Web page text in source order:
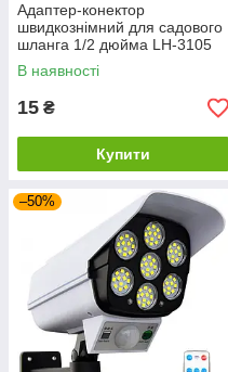
Адаптер-конектор
швидкознімний для садового
шланга 1/2 дюйма LH-3105
В наявності
15 ₴
Купити
–50%